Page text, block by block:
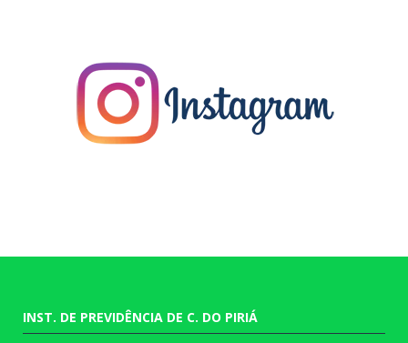
INST. DE PREVIDÊNCIA DE C. DO PIRIÁ